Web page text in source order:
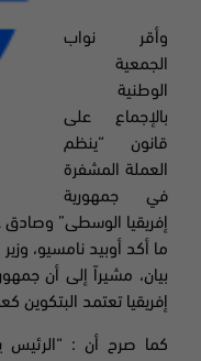
وأقر نواب
الجمعية
الوطنية
بالإجماع على
قانون “ينظم
العملة المشفرة
في جمهورية
إفريقيا الوسطى” وصادق
ما أكد أوبيد نامسيو،
بيان، مشيراً إلى أن
إفريقيا تعتمد البتكوين
كما صرح أن : “الرئيس